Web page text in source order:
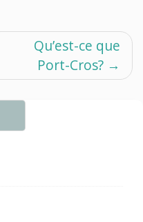
Qu’est-ce que
Port-Cros?